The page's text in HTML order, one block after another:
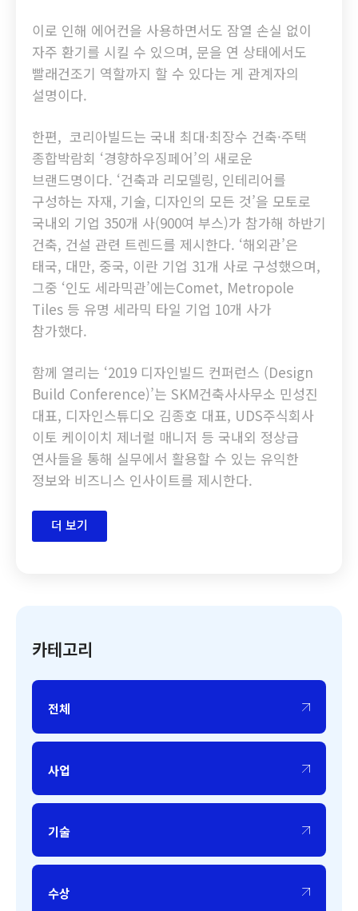
이로 인해 에어컨을 사용하면서도 잠열 손실 없이
자주 환기를 시킬 수 있으며, 문을 연 상태에서도
빨래건조기 역할까지 할 수 있다는 게 관계자의
설명이다.
한편, 코리아빌드는 국내 최대·최장수 건축·주택
종합박람회 ‘경향하우징페어’의 새로운
브랜드명이다. ‘건축과 리모델링, 인테리어를
구성하는 자재, 기술, 디자인의 모든 것’을 모토로
국내외 기업 350개 사(900여 부스)가 참가해 하반기
건축, 건설 관련 트렌드를 제시한다. ‘해외관’은
태국, 대만, 중국, 이란 기업 31개 사로 구성했으며,
그중 ‘인도 세라믹관’에는Comet, Metropole
Tiles 등 유명 세라믹 타일 기업 10개 사가
참가했다.
함께 열리는 ‘2019 디자인빌드 컨퍼런스 (Design
Build Conference)’는 SKM건축사사무소 민성진
대표, 디자인스튜디오 김종호 대표, UDS주식회사
이토 케이이치 제너럴 매니저 등 국내외 정상급
연사들을 통해 실무에서 활용할 수 있는 유익한
정보와 비즈니스 인사이트를 제시한다.
더 보기
카테고리
전체
사업
기술
수상